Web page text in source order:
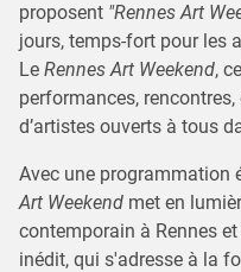
proposent "Rennes Art
jours, temps-fort pour les
Le Rennes Art Weekend,
performances,
d’artistes ouverts à tous
Avec une programmation
Art Weekend met en
contemporain à Rennes
inédit, qui s'adresse à la